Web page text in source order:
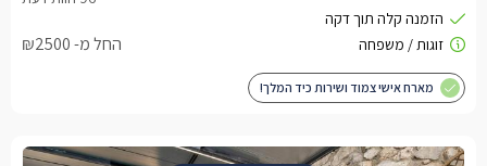
החל מ- ₪2500
מארח אישי צמוד ושירות כיד המלך!